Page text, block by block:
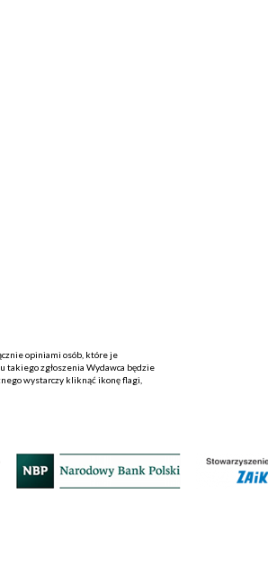
opiniami osób, które je
takiego zgłoszenia Wydawca będzie
wystarczy kliknąć ikonę flagi,